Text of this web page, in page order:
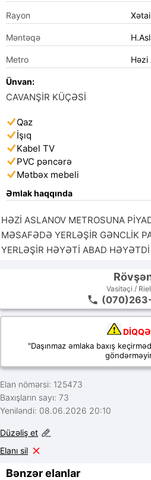
Rayon
Məntəqə
Metro Həzi
Ünvan:
CAVANŞİR KÜÇƏSİ
Qaz
İşıq
Kabel TV
PVC pəncərə
Mətbəx mebeli
Əmlak haqqında
HƏZİ ASLANOV METROSUNA
MƏSAFƏDƏ YERLƏŞİR GƏNCLİK
YERLƏŞİR HƏYƏTİ ABAD HƏYƏTDİ
Vasitəçi /
"Daşınmaz əmlaka baxış
Elan nömərsi: 125473
Baxışların sayı: 73
Yeniləndi: 08.06.2026 20:10
Düzəliş et
Elanı sil
Bənzər elanlar